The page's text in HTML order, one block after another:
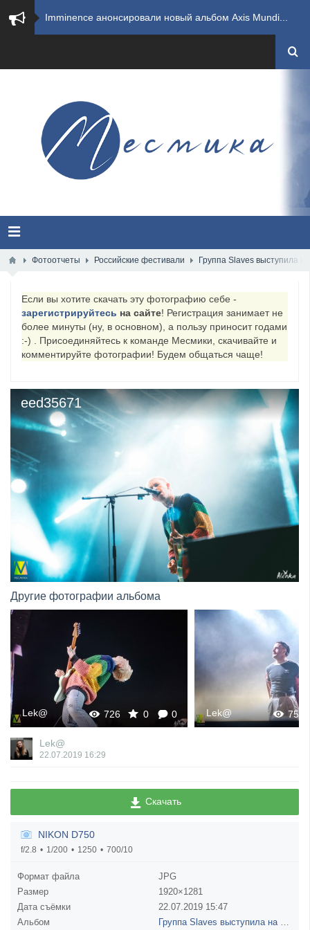
​Imminence анонсировали новый альбом Axis Mundi...
​Summer Breeze Open Air 2026 полностью переходи...
​Wacken Open Air 2026: открыт новый портал Cash...
XANDRIA представили новый сингл под названием «...
Wacken Open Air 2026 объявили последние одиннад...
​Wacken Open Air 2027 объявил новую волну участ...
Фотоотчеты Российские фестивали Группа Slaves выступила
Если вы хотите скачать эту фотографию себе -
зарегистрируйтесь на сайте! Регистрация занимает не
более минуты (ну, в основном), а пользу приносит годами
:-) . Присоединяйтесь к команде Месмики, скачивайте и
комментируйте фотографии! Будем общаться чаще!
eed35671
Другие фотографии альбома
726 0 0
Lek@ 753
Lek@
Lek@
22.07.2019 16:29
Скачать
NIKON D750
f/2.8 1/200 1250 700/10
Формат файла
JPG
Размер
1920×1281
Дата съёмки
22.07.2019 15:47
Альбом